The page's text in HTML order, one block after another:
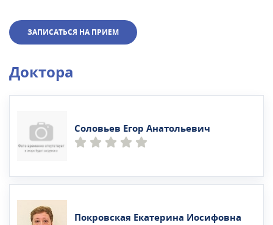
ЗАПИСАТЬСЯ НА ПРИЕМ
Доктора
Соловьев Егор Анатольевич
Покровская Екатерина Иосифовна